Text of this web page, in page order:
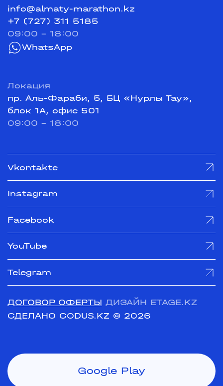
info@almaty-marathon.kz
+7 (727) 311 5185
09:00 - 18:00
WhatsApp
Локация
пр. Аль-Фараби, 5, БЦ «Нурлы Тау»,
блок 1А, офис 501
09:00 - 18:00
Vkontakte
Instagram
Facebook
YouTube
Telegram
ДОГОВОР ОФЕРТЫ ДИЗАЙН ETAGE.KZ
СДЕЛАНО CODUS.KZ © 2026
Google Play